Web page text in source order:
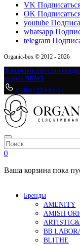
VK
OK
youtube
whatsapp
telegram
Organic-box © 2012 - 2026
Новым покупателям
купона NEW5
8 (495) 233-64-54
0
Ваша корзина пока
Бренды
AMENITY
AMISH
BB
BLITHE